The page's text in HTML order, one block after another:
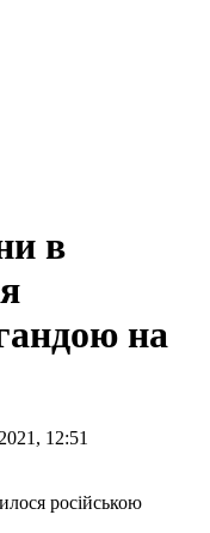
в
на
12:51